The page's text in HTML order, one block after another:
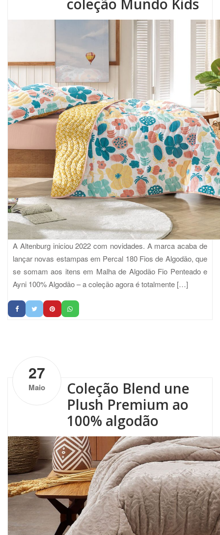
coleção Mundo Kids
A Altenburg iniciou 2022 com novidades. A marca acaba de
lançar novas estampas em Percal 180 Fios de Algodão, que
se somam aos itens em Malha de Algodão Fio Penteado e
Ayni 100% Algodão – a coleção agora é totalmente […]
27
Maio
Altenburg | No Comments
Coleção Blend une
Plush Premium ao
100% algodão